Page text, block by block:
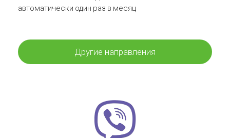
автоматически один раз в месяц
Другие направления